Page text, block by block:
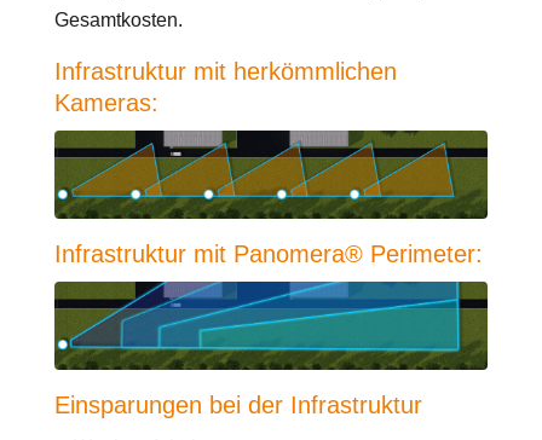
Gesamtkosten.
Infrastruktur mit herkömmlichen
Kameras:
Infrastruktur mit Panomera® Perimeter:
Einsparungen bei der Infrastruktur